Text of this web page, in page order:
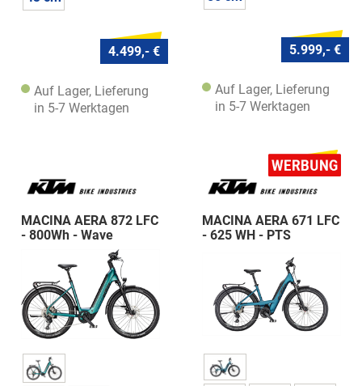
4.499,- €
Auf Lager, Lieferung
in 5-7 Werktagen
5.999,- €
Auf Lager, Lieferung
in 5-7 Werktagen
MACINA AERA 872 LFC
- 800Wh - Wave
MACINA AERA 671 LFC
- 625 WH - PTS